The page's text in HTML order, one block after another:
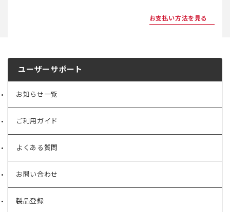
お支払い方法を見る
ユーザーサポート
お知らせ一覧
ご利用ガイド
よくある質問
お問い合わせ
製品登録